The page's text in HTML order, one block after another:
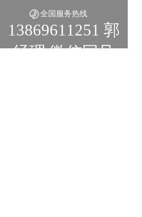
全国服务热线
13869611251 郭
经理 微信同号